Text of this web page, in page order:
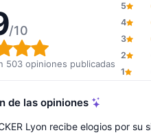
/10
global: 9,9
503 opiniones publicadas
5
4
3
2
1
de las opiniones
Lyon recibe elogios por